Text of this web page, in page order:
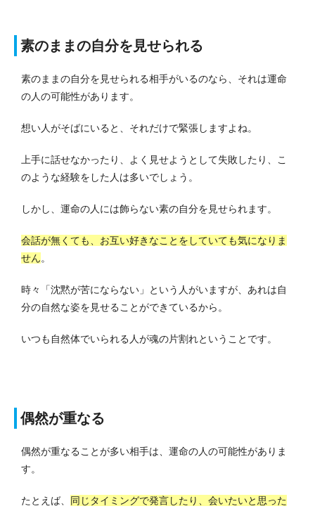
素のままの自分を見せられる
素のままの自分を見せられる相手がいるのなら、それは運命
の人の可能性があります。
想い人がそばにいると、それだけで緊張しますよね。
上手に話せなかったり、よく見せようとして失敗したり、こ
のような経験をした人は多いでしょう。
しかし、運命の人には飾らない素の自分を見せられます。
会話が無くても、お互い好きなことをしていても気になりま
せん。
時々「沈黙が苦にならない」という人がいますが、あれは自
分の自然な姿を見せることができているから。
いつも自然体でいられる人が魂の片割れということです。
偶然が重なる
偶然が重なることが多い相手は、運命の人の可能性がありま
す。
たとえば、 同じタイミングで発言したり、会いたいと思った